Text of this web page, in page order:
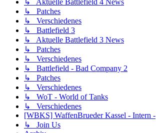
↳ Aktuelle Battlefield 4 News
↳ Patches
↳ Verschiedenes
↳ Battlefield 3
↳ Aktuelle Battlefield 3 News
↳ Patches
↳ Verschiedenes
↳ Battlefield - Bad Company 2
↳ Patches
↳ Verschiedenes
↳ WoT - World of Tanks
↳ Verschiedenes
[WBKS] WaffenBrueder Kassel - Intern -
↳ Join Us